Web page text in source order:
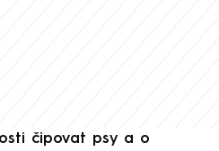
čipovat psy a o